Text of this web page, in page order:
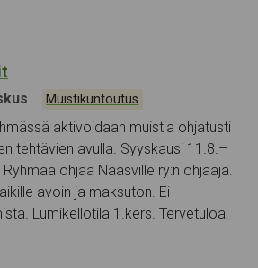
Kategoriat:
Muistikuntoutus
aktivoidaan muistia ohjatusti
tehtävien avulla. Syyskausi 11.8.–
ohjaa Nääsville ry:n ohjaaja.
avoin ja maksuton. Ei
Lumikellotila 1.kers. Tervetuloa!